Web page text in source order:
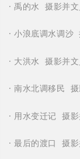
· 禹的水 摄影并
· 小浪底调水调沙
· 大洪水 摄影并
· 南水北调移民
· 用水变迁记 摄
· 最后的渡口 摄